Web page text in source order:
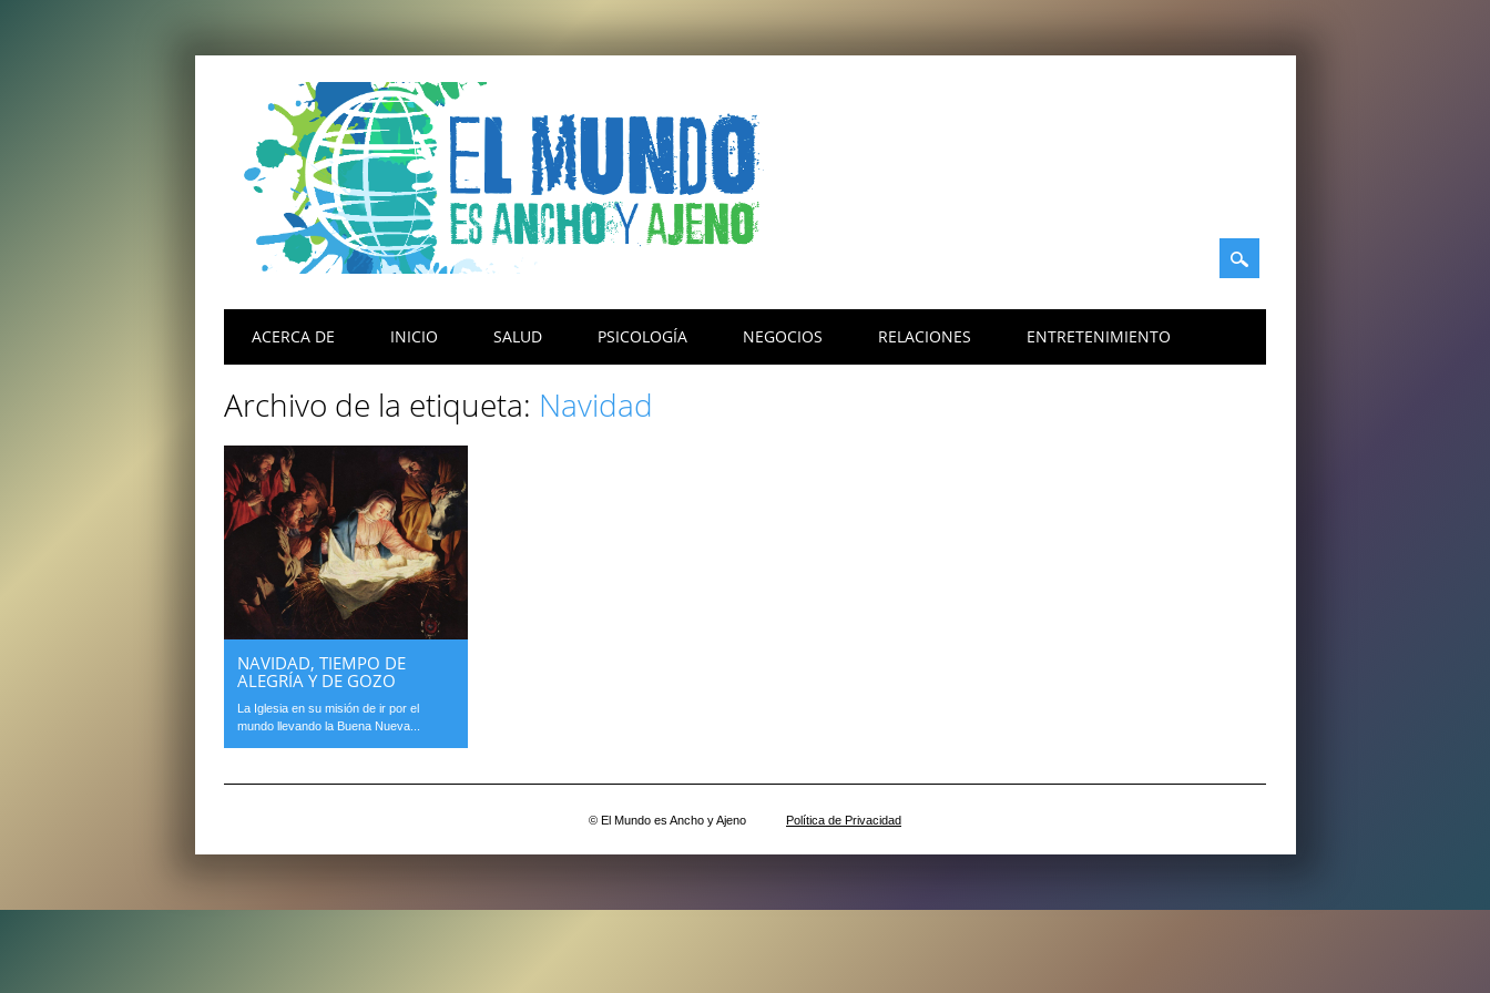
Menú principal
ACERCA DE INICIO SALUD PSICOLOGÍA NEGOCIOS RELACIONES ENTRETENIMIENTO
Archivo de la etiqueta: Navidad
NAVIDAD, TIEMPO DE
ALEGRÍA Y DE GOZO
La Iglesia en su misión de ir por el
mundo llevando la Buena Nueva...
© El Mundo es Ancho y Ajeno Política de Privacidad